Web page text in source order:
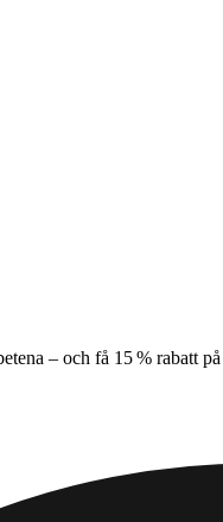
– och få 15 % rabatt